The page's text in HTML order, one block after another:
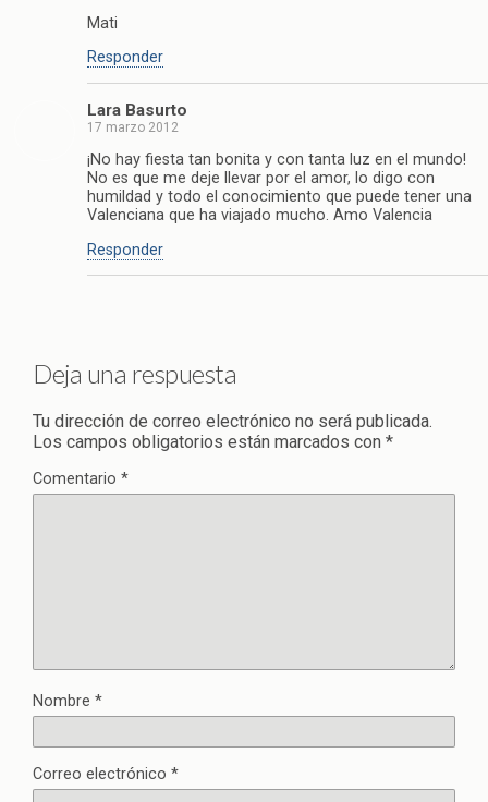
Mati
Responder
Lara Basurto
17 marzo 2012
¡No hay fiesta tan bonita y con tanta luz en el mundo!
No es que me deje llevar por el amor, lo digo con
humildad y todo el conocimiento que puede tener una
Valenciana que ha viajado mucho. Amo Valencia
Responder
Deja una respuesta
Tu dirección de correo electrónico no será publicada.
Los campos obligatorios están marcados con *
Comentario *
Nombre *
Correo electrónico *